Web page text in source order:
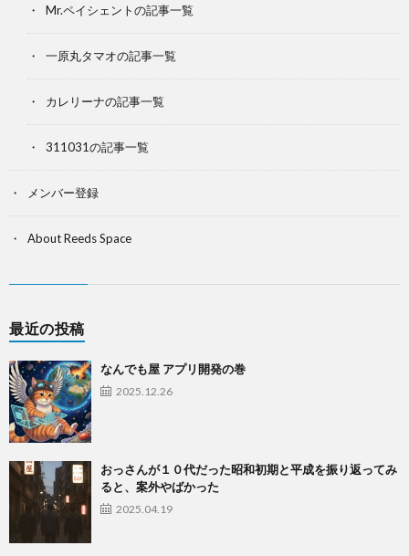
Mr.ペイシェントの記事一覧
一原丸タマオの記事一覧
カレリーナの記事一覧
311031の記事一覧
メンバー登録
About Reeds Space
最近の投稿
なんでも屋 アプリ開発の巻
2025.12.26
おっさんが１０代だった昭和初期と平成を振り返ってみ
ると、案外やばかった
2025.04.19